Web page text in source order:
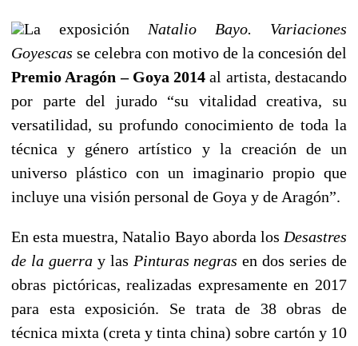
La exposición Natalio Bayo. Variaciones
Goyescas se celebra con motivo de la concesión del
Premio Aragón – Goya 2014 al artista, destacando
por parte del jurado “su vitalidad creativa, su
versatilidad, su profundo conocimiento de toda la
técnica y género artístico y la creación de un
universo plástico con un imaginario propio que
incluye una visión personal de Goya y de Aragón”.
En esta muestra, Natalio Bayo aborda los Desastres
de la guerray las Pinturas negras en dos series de
obras pictóricas, realizadas expresamente en 2017
para esta exposición. Se trata de 38 obras de
técnica mixta (creta y tinta china) sobre cartón y 10